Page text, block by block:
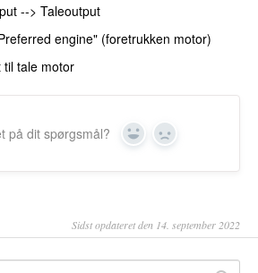
--> Taleoutput
engine" (foretrukken motor)
tale motor
på dit spørgsmål? Ja Nej
Sidst opdateret den 14. september 2022